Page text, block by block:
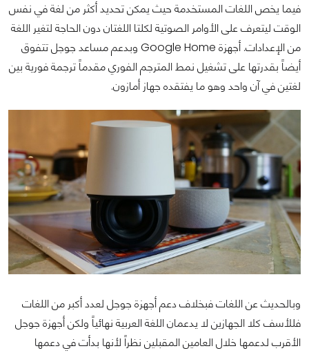
فيما يخص اللغات المستخدمة حيث يمكن تحديد أكثر من لغة في نفس
الوقت ليتعرف على الأوامر الصوتية لكلتا اللغتان دون الحاجة لتغير اللغة
من الإعدادات. أجهزة Google Home وبدعم مساعد جوجل تتفوق
أيضاً بقدرتها على تشغيل نمط المترجم الفوري مقدماً ترجمة فورية بين
لغتين في آن واحد وهو ما يفتقده جهاز أمازون.
وبالحديث عن اللغات فبخلاف دعم أجهزة جوجل لعدد أكبر من اللغات
فللأسف كلا الجهازين لا يدعمان اللغة العربية نهائياً ولكن أجهزة جوجل
الأقرب لدعمها خلال العامين المقبلين نظراً لأنها بدأت في دعمها